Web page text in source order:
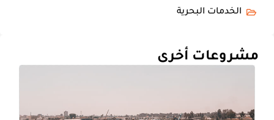
الخدمات البحرية
مشروعات أخرى